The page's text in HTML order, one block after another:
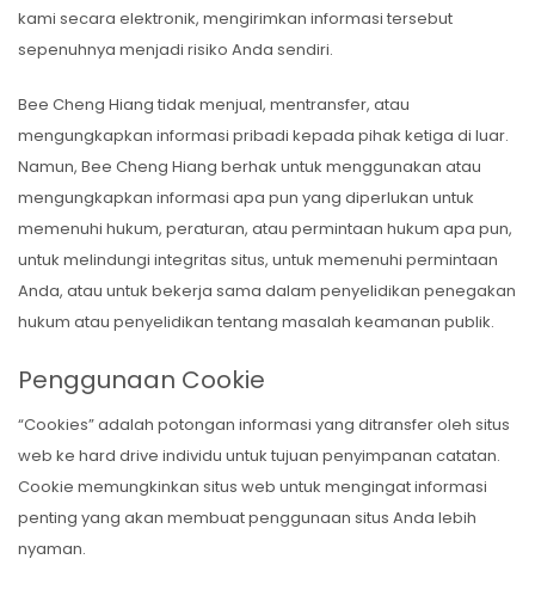
kami secara elektronik, mengirimkan informasi tersebut
sepenuhnya menjadi risiko Anda sendiri.
Bee Cheng Hiang tidak menjual, mentransfer, atau
mengungkapkan informasi pribadi kepada pihak ketiga di luar.
Namun, Bee Cheng Hiang berhak untuk menggunakan atau
mengungkapkan informasi apa pun yang diperlukan untuk
memenuhi hukum, peraturan, atau permintaan hukum apa pun,
untuk melindungi integritas situs, untuk memenuhi permintaan
Anda, atau untuk bekerja sama dalam penyelidikan penegakan
hukum atau penyelidikan tentang masalah keamanan publik.
Penggunaan Cookie
“Cookies” adalah potongan informasi yang ditransfer oleh situs
web ke hard drive individu untuk tujuan penyimpanan catatan.
Cookie memungkinkan situs web untuk mengingat informasi
penting yang akan membuat penggunaan situs Anda lebih
nyaman.